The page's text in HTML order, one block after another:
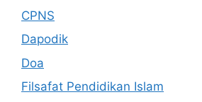
CPNS
Dapodik
Doa
Filsafat Pendidikan Islam